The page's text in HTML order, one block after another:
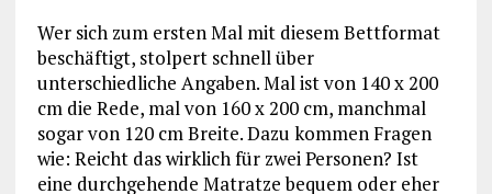
Wer sich zum ersten Mal mit diesem Bettformat
beschäftigt, stolpert schnell über
unterschiedliche Angaben. Mal ist von 140 x 200
cm die Rede, mal von 160 x 200 cm, manchmal
sogar von 120 cm Breite. Dazu kommen Fragen
wie: Reicht das wirklich für zwei Personen? Ist
eine durchgehende Matratze bequem oder eher